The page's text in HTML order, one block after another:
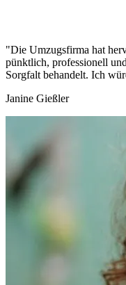
"Die Umzugsfirma hat
pünktlich, professionell
Sorgfalt behandelt. Ich
Janine Gießler